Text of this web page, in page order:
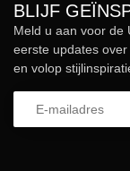
BLIJF
Meld u aan voor de
eerste updates
en volop